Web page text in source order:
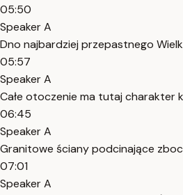
05:50
Speaker A
Dno najbardziej przepastnego
05:57
Speaker A
Całe otoczenie ma tutaj charakter
06:45
Speaker A
Granitowe ściany podcinające
07:01
Speaker A